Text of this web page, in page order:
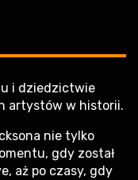
i dziedzictwie
artystów w historii.
nie tylko
gdy został
aż po czasy, gdy